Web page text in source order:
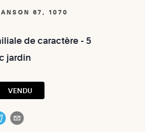
67, 1070
decaractère -5
jardin
VENDU